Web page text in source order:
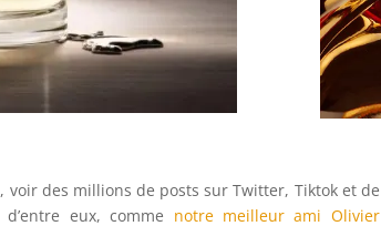
voir des millions de posts sur Twitter, Tiktok et de
eux, comme notre meilleur ami Olivier